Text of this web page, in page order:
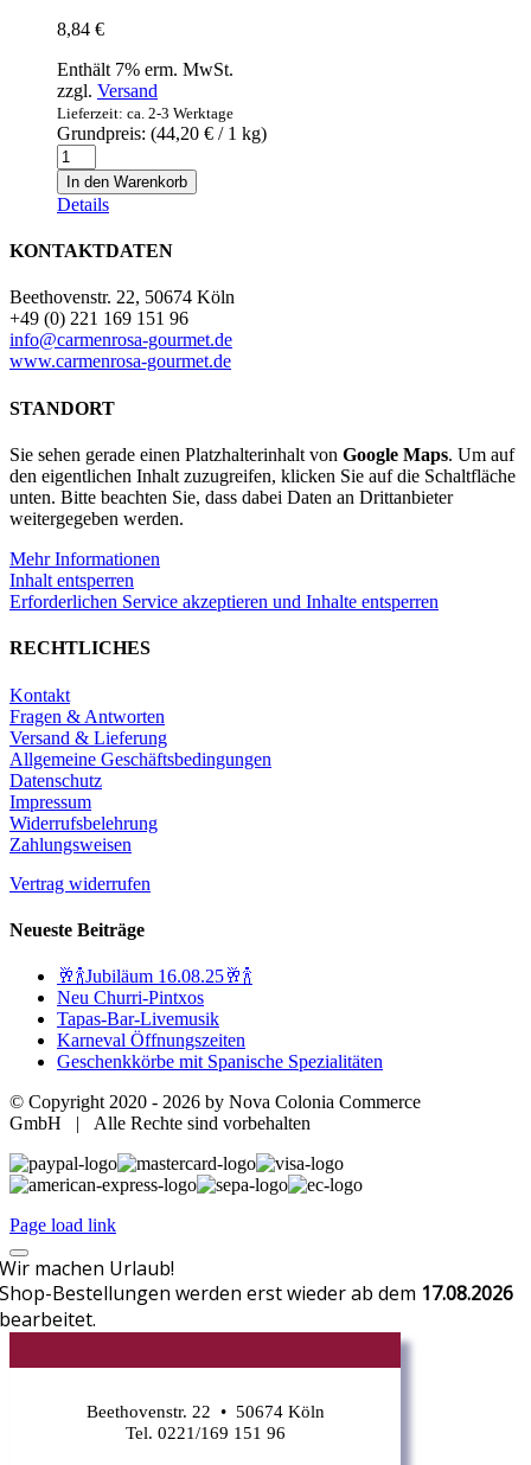
Olivenöl
8,84 €
Enthält 7% erm. MwSt.
zzgl. Versand
Lieferzeit: ca. 2-3 Werktage
Grundpreis: (44,20 € / 1 kg)
Turron
de
nata
con
-
Hermanos
-
Nougatcreme
mit
200g
In den Warenkorb
Details
KONTAKTDATEN
Beethovenstr. 22, 50674 Köln
+49 (0) 221 169 151 96
info@carmenrosa-gourmet.de
www.carmenrosa-gourmet.de
STANDORT
Sie sehen gerade einen Platzhalterinhalt von Google Maps. Um auf
den eigentlichen Inhalt zuzugreifen, klicken Sie auf die Schaltfläche
unten. Bitte beachten Sie, dass dabei Daten an Drittanbieter
weitergegeben werden.
Mehr Informationen
Inhalt entsperren
Erforderlichen Service akzeptieren und Inhalte entsperren
RECHTLICHES
Kontakt
Fragen & Antworten
Versand & Lieferung
Allgemeine Geschäftsbedingungen
Datenschutz
Impressum
Widerrufsbelehrung
Zahlungsweisen
Vertrag widerrufen
Neueste Beiträge
🥂🍾Jubiläum 16.08.25🥂🍾
Neu Churri-Pintxos
Tapas-Bar-Livemusik
Karneval Öffnungszeiten
Geschenkkörbe mit Spanische Spezialitäten
© Copyright 2020 - 2026 by Nova Colonia Commerce
GmbH | Alle Rechte sind vorbehalten
Page load link
Wir machen Urlaub!
Shop-Bestellungen werden erst wieder ab dem 17.08.2026
bearbeitet.
Beethovenstr. 22 • 50674 Köln
Tel. 0221/169 151 96